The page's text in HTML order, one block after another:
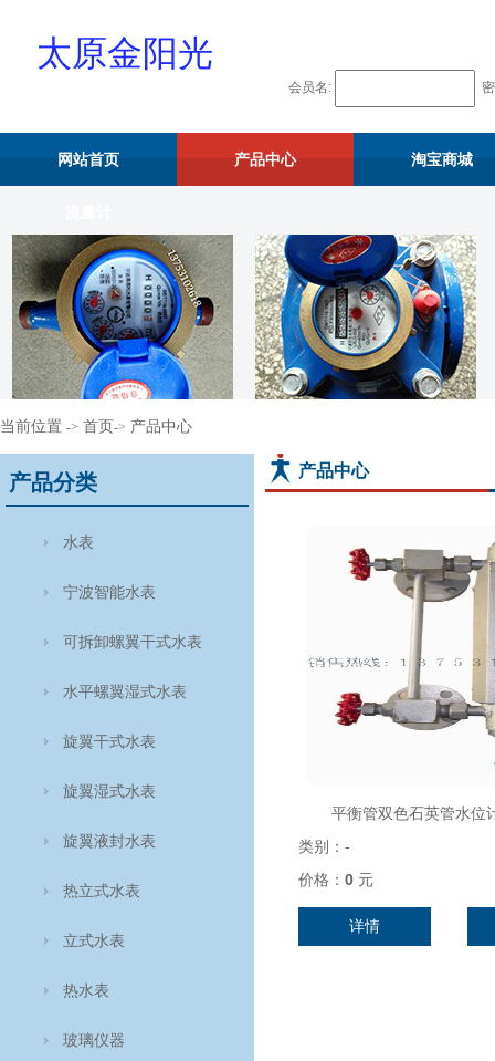
太原金阳光
会员名:
网站首页 产品中心 淘宝商城
当前位置 -> 首页-> 产品中心
产品中心
平衡管双色石英管水位
类别： -
价格： 0 元
详情
产品分类
水表
宁波智能水表
可拆卸螺翼干式水表
水平螺翼湿式水表
旋翼干式水表
旋翼湿式水表
旋翼液封水表
热立式水表
立式水表
热水表
玻璃仪器